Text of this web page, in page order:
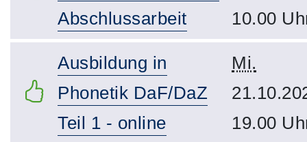
Abschlussarbeit
10.00
Ausbildung in
Phonetik DaF/DaZ
Teil 1 - online
Mi.
19.00